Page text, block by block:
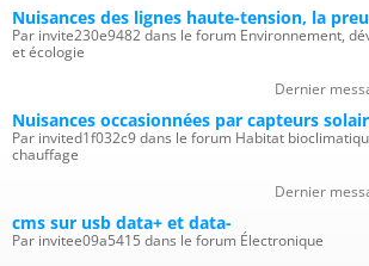
Nuisances des lignes haute-tension, la
Par invite230e9482 dans le forum Environnement,
et écologie
Dernier
Nuisances occasionnées par capteurs
Par invited1f032c9 dans le forum Habitat
chauffage
Dernier
cms sur usb data+ et data-
Par invitee09a5415 dans le forum Électronique